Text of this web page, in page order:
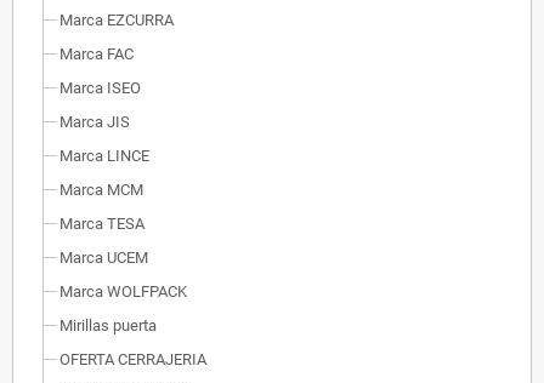
Marca EZCURRA
Marca FAC
Marca ISEO
Marca JIS
Marca LINCE
Marca MCM
Marca TESA
Marca UCEM
Marca WOLFPACK
Mirillas puerta
OFERTA CERRAJERIA